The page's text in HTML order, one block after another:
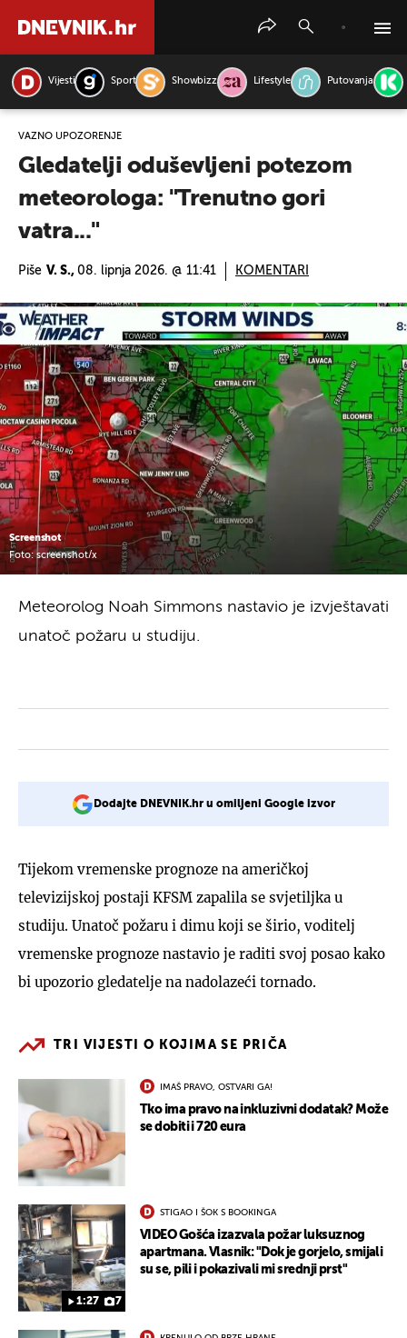
Vijesti Sport Showbizz Lifestyle Putovanja
VAŽNO UPOZORENJE
Gledatelji oduševljeni potezom
meteorologa: "Trenutno gori
vatra..."
Piše V. S., 08. lipnja 2026. @ 11:41 KOMENTARI
Screenshot
Foto: screenshot/x
Meteorolog Noah Simmons nastavio je izvještavati
unatoč požaru u studiju.
Dodajte DNEVNIK.hr u omiljeni Google izvor
Tijekom vremenske prognoze na američkoj
televizijskoj postaji KFSM zapalila se svjetiljka u
studiju. Unatoč požaru i dimu koji se širio, voditelj
vremenske prognoze nastavio je raditi svoj posao kako
bi upozorio gledatelje na nadolazeći tornado.
TRI VIJESTI O KOJIMA SE PRIČA
IMAŠ PRAVO, OSTVARI GA!
Tko ima pravo na inkluzivni dodatak? Može
se dobiti i 720 eura
1:27 7
STIGAO I ŠOK S BOOKINGA
VIDEO Gošća izazvala požar luksuznog
apartmana. Vlasnik: "Dok je gorjelo, smijali
su se, pili i pokazivali mi srednji prst"
PRETRAŽITE VIJESTI